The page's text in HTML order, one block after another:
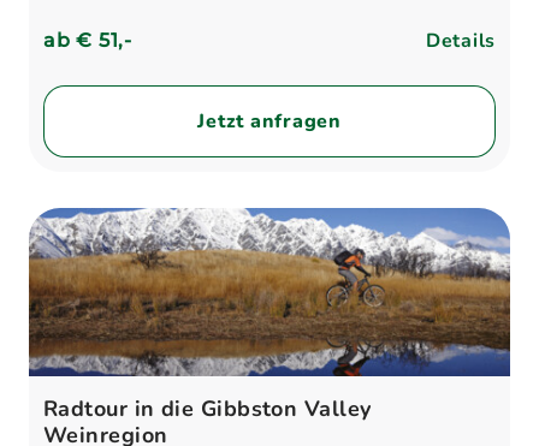
ab€ 51,- Details
Jetzt anfragen
Radtour in die Gibbston Valley
Weinregion